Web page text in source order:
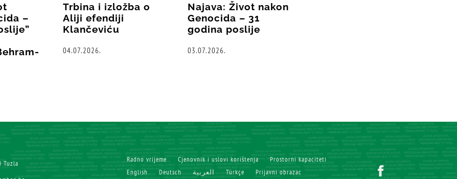
–
Trbina i izložba o
Aliji efendiji
Klančeviću
04.07.2026.
Najava: Život nakon
Genocida – 31
godina poslije
03.07.2026.
Tuzla
Radno vrijeme Cjenovnik i uslovi korištenja
Prostorni kapaciteti
English
Deutsch العربية Türkçe Prijavni obrazac